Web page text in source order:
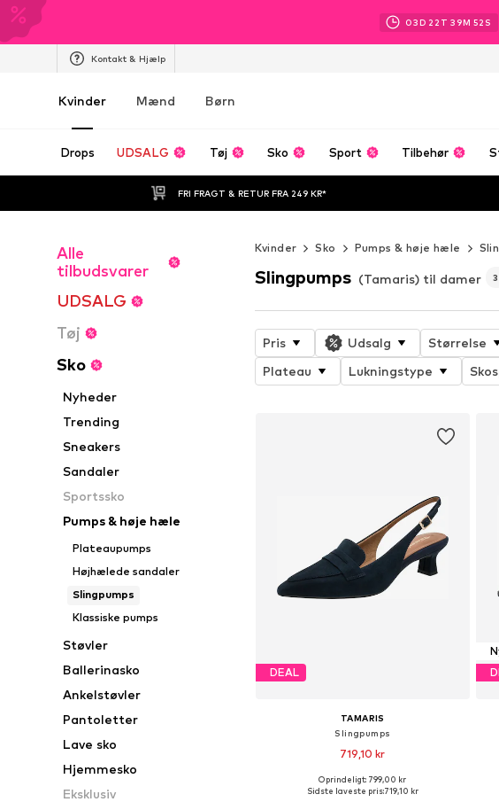
03D 22 T 39M 50 S
Kontakt & Hjælp
Kvinder Mænd Børn
Drops UDSALG Tøj Sko Sport Tilbehør
FRI FRAGT & RETUR FRA 249 KR*
Alle
tilbudsvarer
UDSALG
Tøj
Sko
Nyheder
Trending
Sneakers
Sandaler
Sportssko
Pumps & høje hæle
Plateaupumps
Højhælede sandaler
Slingpumps
Klassiske pumps
Støvler
Ballerinasko
Ankelstøvler
Pantoletter
Lave sko
Hjemmesko
Eksklusiv
Kvinder Sko Pumps & høje hæle
Slingpumps (Tamaris) til damer
Pris Udsalg Størrelse
Plateau
Lukningstype
DEAL
TAMARIS
Slingpumps
719,10 kr
Tilgængelige størrelser: 36, 38, 39, 40, 41
Oprindeligt: 799,00 kr
Sidste laveste pris:719,10 kr